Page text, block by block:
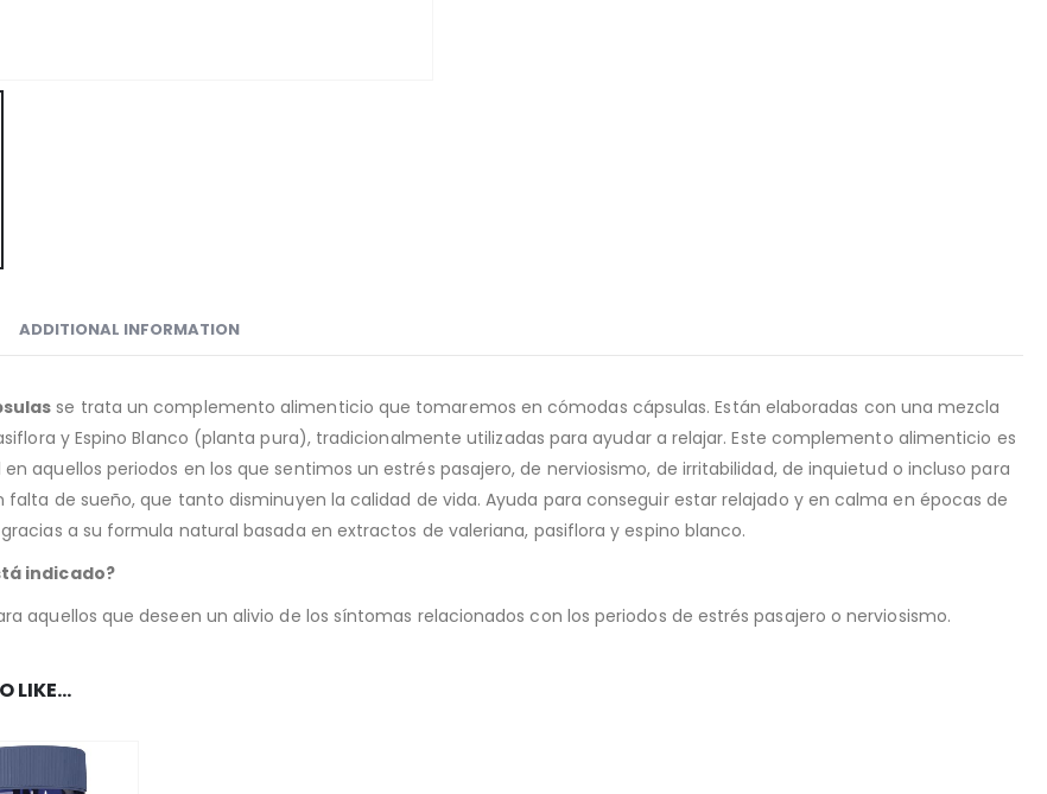
ADDITIONAL INFORMATION
se trata un complemento alimenticio que tomaremos en cómodas cápsulas. Están elaboradas con una mezcla
y Espino Blanco (planta pura), tradicionalmente utilizadas para ayudar a relajar. Este complemento alimenticio es
aquellos periodos en los que sentimos un estrés pasajero, de nerviosismo, de irritabilidad, de inquietud o incluso para
falta de sueño, que tanto disminuyen la calidad de vida. Ayuda para conseguir estar relajado y en calma en épocas de
a su formula natural basada en extractos de valeriana, pasiflora y espino blanco.
indicado?
aquellos que deseen un alivio de los síntomas relacionados con los periodos de estrés pasajero o nerviosismo.
LIKE…